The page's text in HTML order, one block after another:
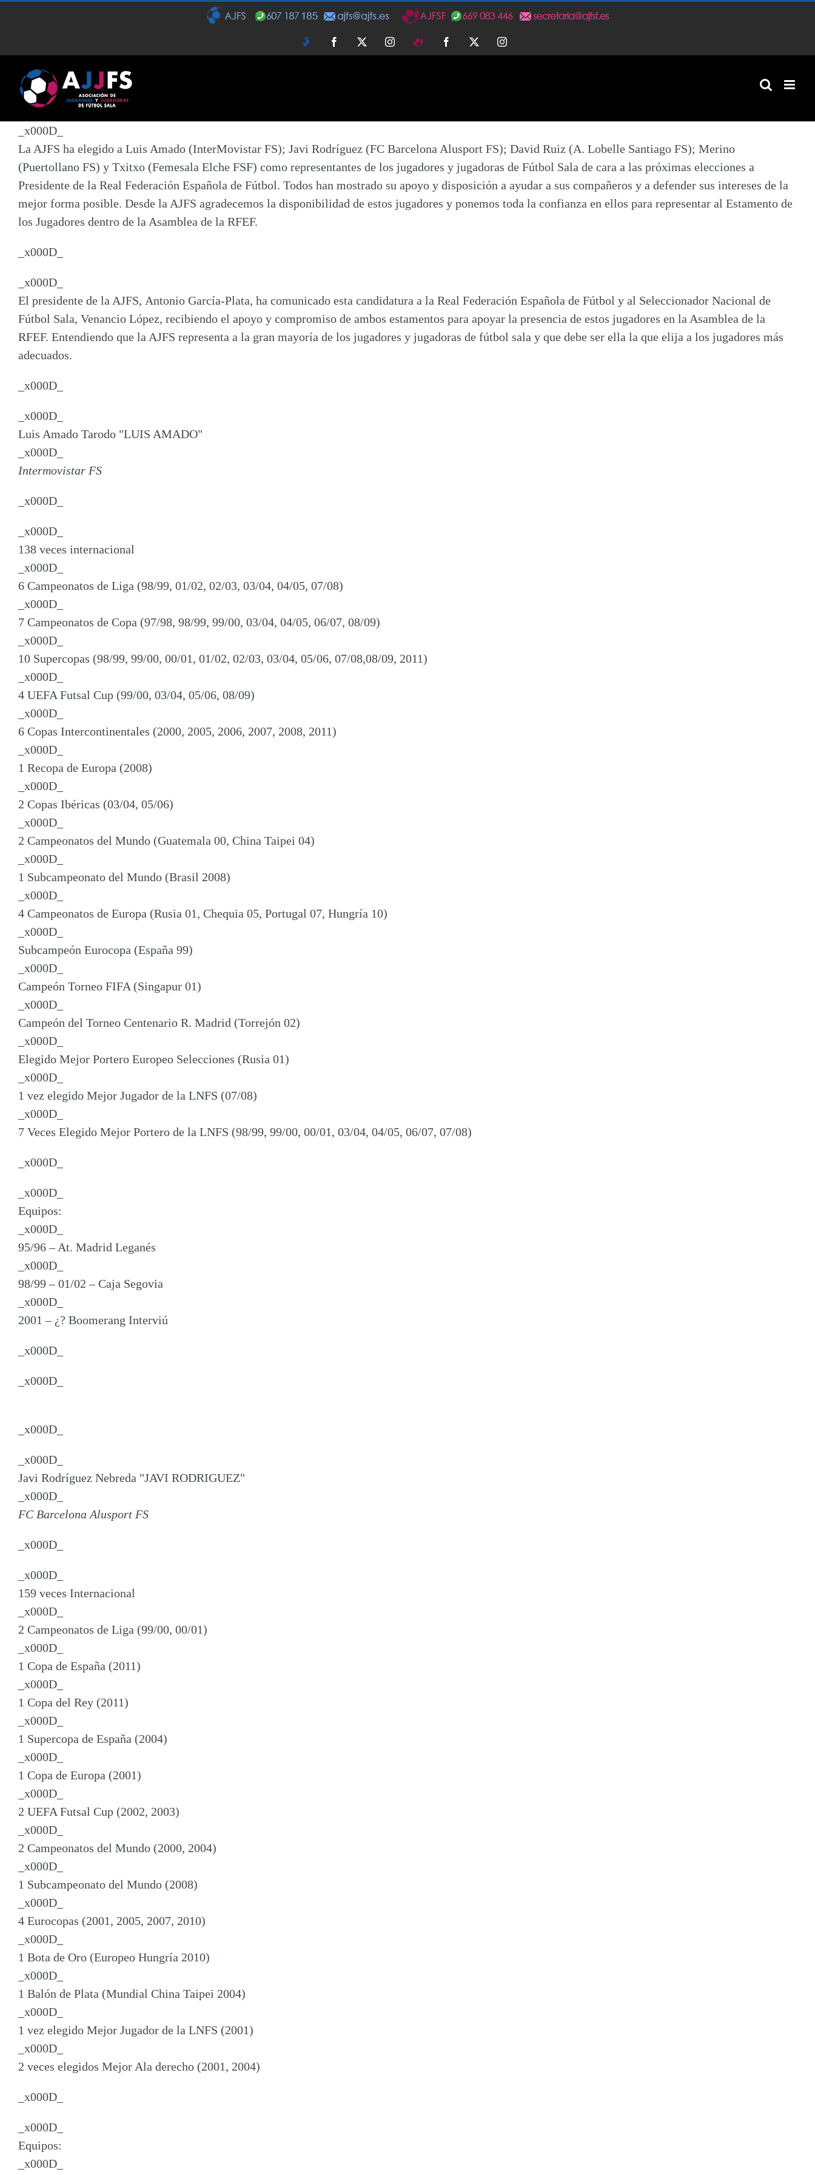
AJFS FacebookTwitterInstagram
AJFSF FacebookTwitterInstagram
_x000D_
La AJFS ha elegido a Luis Amado (InterMovistar FS); Javi Rodríguez (FC Barcelona Alusport FS); David Ruiz (A. Lobelle Santiago FS); Merino
(Puertollano FS) y Txitxo (Femesala Elche FSF) como representantes de los jugadores y jugadoras de Fútbol Sala de cara a las próximas elecciones a
Presidente de la Real Federación Española de Fútbol. Todos han mostrado su apoyo y disposición a ayudar a sus compañeros y a defender sus intereses de la
mejor forma posible. Desde la AJFS agradecemos la disponibilidad de estos jugadores y ponemos toda la confianza en ellos para representar al Estamento de
los Jugadores dentro de la Asamblea de la RFEF.
_x000D_
_x000D_
El presidente de la AJFS, Antonio García-Plata, ha comunicado esta candidatura a la Real Federación Española de Fútbol y al Seleccionador Nacional de
Fútbol Sala, Venancio López, recibiendo el apoyo y compromiso de ambos estamentos para apoyar la presencia de estos jugadores en la Asamblea de la
RFEF. Entendiendo que la AJFS representa a la gran mayoría de los jugadores y jugadoras de fútbol sala y que debe ser ella la que elija a los jugadores más
adecuados.
_x000D_
_x000D_
Luis Amado Tarodo "LUIS AMADO"
_x000D_
Intermovistar FS
_x000D_
_x000D_
138 veces internacional
_x000D_
6 Campeonatos de Liga (98/99, 01/02, 02/03, 03/04, 04/05, 07/08)
_x000D_
7 Campeonatos de Copa (97/98, 98/99, 99/00, 03/04, 04/05, 06/07, 08/09)
_x000D_
10 Supercopas (98/99, 99/00, 00/01, 01/02, 02/03, 03/04, 05/06, 07/08,08/09, 2011)
_x000D_
4 UEFA Futsal Cup (99/00, 03/04, 05/06, 08/09)
_x000D_
6 Copas Intercontinentales (2000, 2005, 2006, 2007, 2008, 2011)
_x000D_
1 Recopa de Europa (2008)
_x000D_
2 Copas Ibéricas (03/04, 05/06)
_x000D_
2 Campeonatos del Mundo (Guatemala 00, China Taipei 04)
_x000D_
1 Subcampeonato del Mundo (Brasil 2008)
_x000D_
4 Campeonatos de Europa (Rusia 01, Chequia 05, Portugal 07, Hungría 10)
_x000D_
Subcampeón Eurocopa (España 99)
_x000D_
Campeón Torneo FIFA (Singapur 01)
_x000D_
Campeón del Torneo Centenario R. Madrid (Torrejón 02)
_x000D_
Elegido Mejor Portero Europeo Selecciones (Rusia 01)
_x000D_
1 vez elegido Mejor Jugador de la LNFS (07/08)
_x000D_
7 Veces Elegido Mejor Portero de la LNFS (98/99, 99/00, 00/01, 03/04, 04/05, 06/07, 07/08)
_x000D_
_x000D_
Equipos:
_x000D_
95/96 – At. Madrid Leganés
_x000D_
98/99 – 01/02 – Caja Segovia
_x000D_
2001 – ¿? Boomerang Interviú
_x000D_
_x000D_
_x000D_
_x000D_
Javi Rodríguez Nebreda "JAVI RODRIGUEZ"
_x000D_
FC Barcelona Alusport FS
_x000D_
_x000D_
159 veces Internacional
_x000D_
2 Campeonatos de Liga (99/00, 00/01)
_x000D_
1 Copa de España (2011)
_x000D_
1 Copa del Rey (2011)
_x000D_
1 Supercopa de España (2004)
_x000D_
1 Copa de Europa (2001)
_x000D_
2 UEFA Futsal Cup (2002, 2003)
_x000D_
2 Campeonatos del Mundo (2000, 2004)
_x000D_
1 Subcampeonato del Mundo (2008)
_x000D_
4 Eurocopas (2001, 2005, 2007, 2010)
_x000D_
1 Bota de Oro (Europeo Hungría 2010)
_x000D_
1 Balón de Plata (Mundial China Taipei 2004)
_x000D_
1 vez elegido Mejor Jugador de la LNFS (2001)
_x000D_
2 veces elegidos Mejor Ala derecho (2001, 2004)
_x000D_
_x000D_
Equipos:
_x000D_